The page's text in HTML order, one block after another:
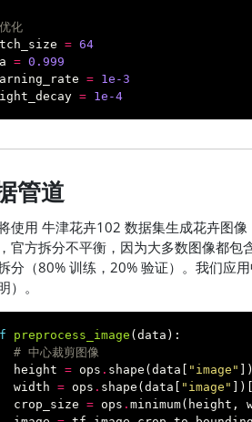
化
= 64
= 0.999
=
1e-3
= 1e-4
管道
使用 牛津花卉102 数据集生成花卉图
官方拆分不平衡，因为大多数图像都包
分（80% 训练，20% 验证）。我们应
）。
preprocess_image ( data ):
# 中心裁剪图像
height = ops . shape ( data "image"
width = ops . shape ( data "image" ])[
crop_size = ops . minimum( height ,